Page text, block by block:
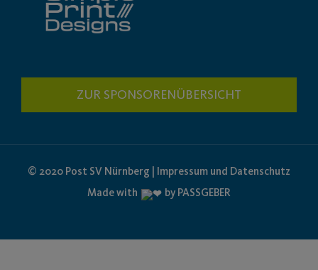
ZUR SPONSORENÜBERSICHT
© 2020 Post SV Nürnberg | Impressum und Datenschutz
Made with
by PASSGEBER